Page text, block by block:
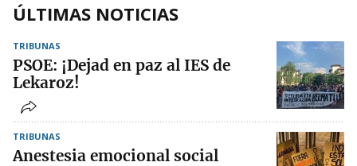
ÚLTIMAS NOTICIAS
TRIBUNAS
PSOE: ¡Dejad en paz al IES de
Lekaroz!
TRIBUNAS
Anestesia emocional social